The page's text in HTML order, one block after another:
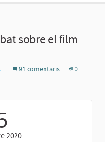
sobre el film
91 comentaris
0
2020